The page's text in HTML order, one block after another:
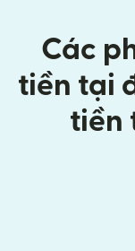
Các
tiền tại
tiền